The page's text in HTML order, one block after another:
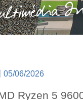
05/06/2026
Ryzen 5